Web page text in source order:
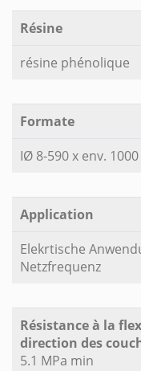
Résine
résine phénolique
Formate
IØ 8-590 x env.
Application
Elekrtische
Netzfrequenz
Résistance à la
direction des
5.1 MPa min